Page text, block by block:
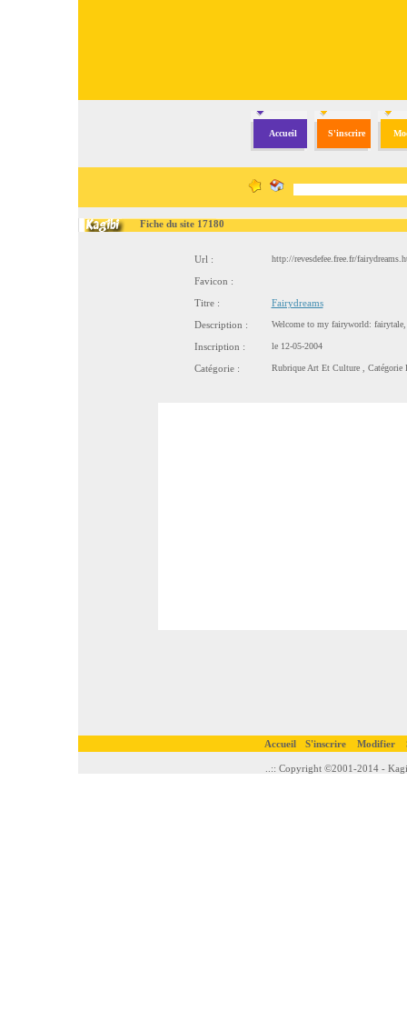
Accueil S'inscrire
Fiche du site 17180
Url : http://revesdefee.free.fr/
Favicon :
Titre :
Fairydreams
Description :
Welcome to my fairyworld:
Inscription : le 12-05-2004
Catégorie : Rubrique Art Et Culture, Catégorie
Accueil S'inscrire Modifier
..:: Copyright ©2001-2014 -